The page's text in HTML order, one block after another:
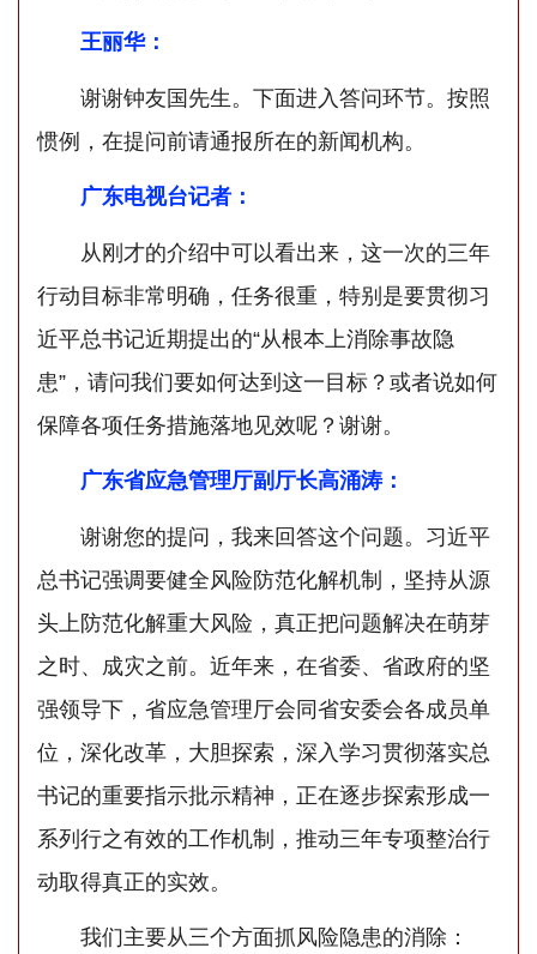
王丽华：
谢谢钟友国先生。下面进入答问环节。按照
惯例，在提问前请通报所在的新闻机构。
广东电视台记者：
从刚才的介绍中可以看出来，这一次的三年
行动目标非常明确，任务很重，特别是要贯彻习
近平总书记近期提出的“从根本上消除事故隐
患”，请问我们要如何达到这一目标？或者说如何
保障各项任务措施落地见效呢？谢谢。
广东省应急管理厅副厅长高涌涛：
谢谢您的提问，我来回答这个问题。习近平
总书记强调要健全风险防范化解机制，坚持从源
头上防范化解重大风险，真正把问题解决在萌芽
之时、成灾之前。近年来，在省委、省政府的坚
强领导下，省应急管理厅会同省安委会各成员单
位，深化改革，大胆探索，深入学习贯彻落实总
书记的重要指示批示精神，正在逐步探索形成一
系列行之有效的工作机制，推动三年专项整治行
动取得真正的实效。
我们主要从三个方面抓风险隐患的消除：